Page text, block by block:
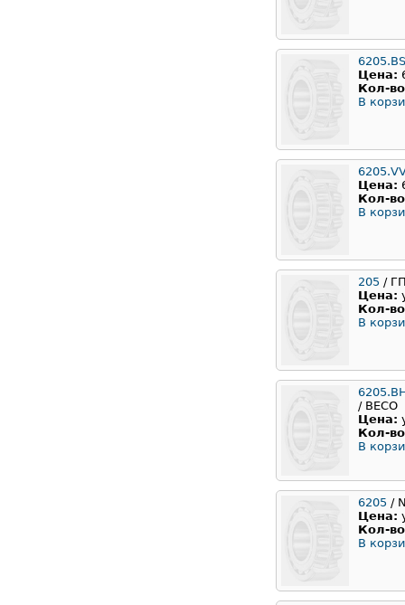
Цена:
Кол-
В
Цена:
Кол-
В
205 /
Цена:
Кол-
В
/ BECO
Цена:
Кол-
В
6205 /
Цена:
Кол-
В